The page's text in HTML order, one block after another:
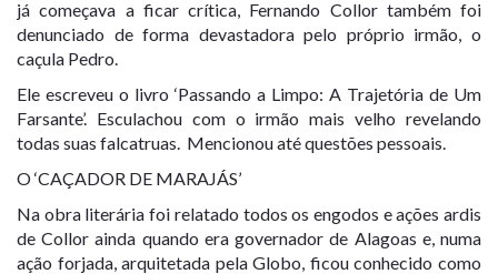
já começava a ficar crítica, Fernando Collor também foi
denunciado de forma devastadora pelo próprio irmão, o
caçula Pedro.
Ele escreveu o livro ‘Passando a Limpo: A Trajetória de Um
Farsante’. Esculachou com o irmão mais velho revelando
todas suas falcatruas. Mencionou até questões pessoais.
O ‘CAÇADOR DE MARAJÁS’
Na obra literária foi relatado todos os engodos e ações ardis
de Collor ainda quando era governador de Alagoas e, numa
ação forjada, arquitetada pela Globo, ficou conhecido como